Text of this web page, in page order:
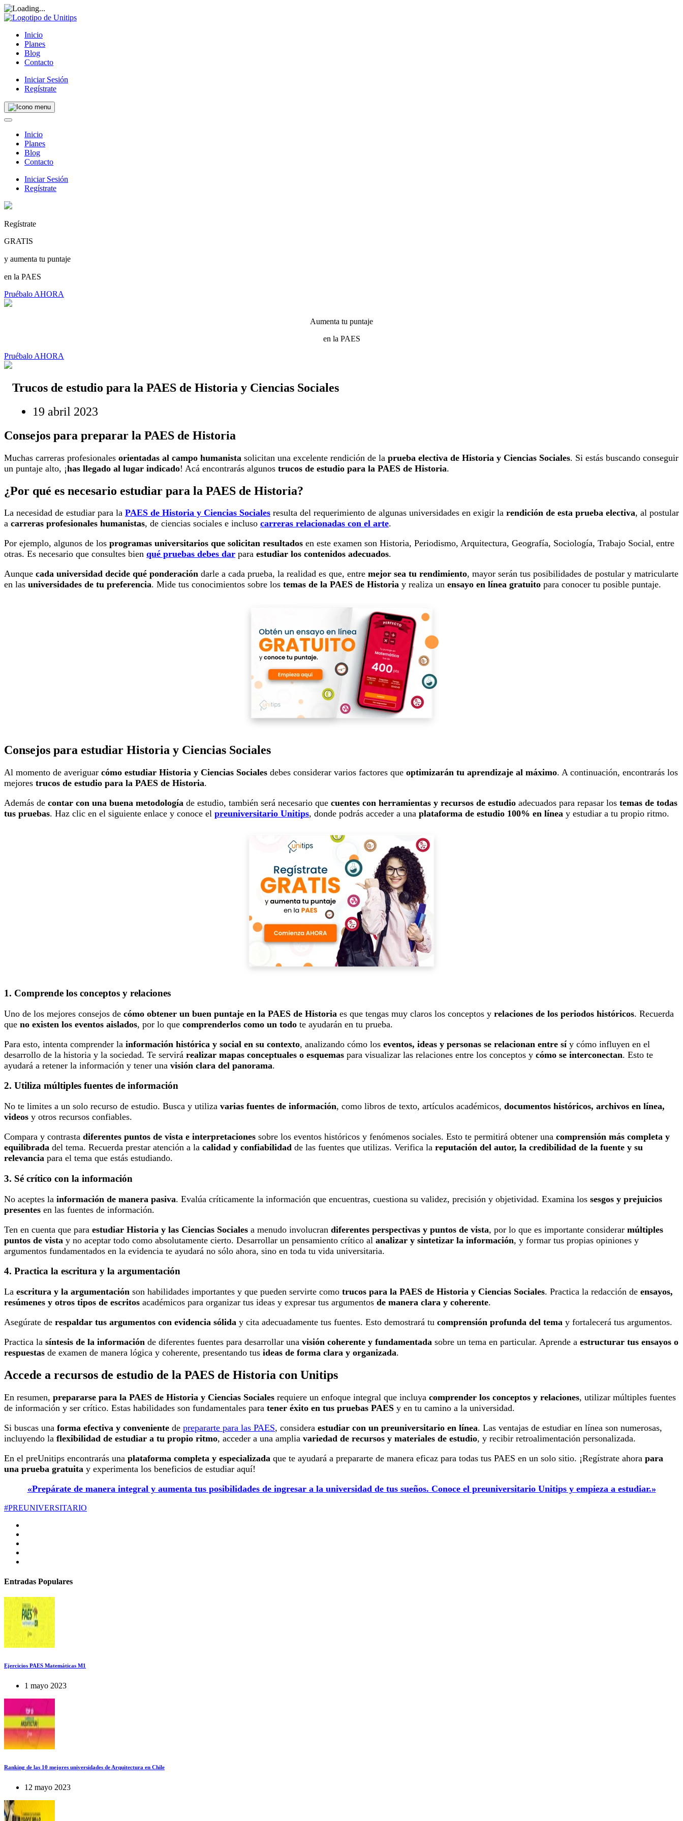
Inicio
Planes
Blog
Contacto
Iniciar Sesión
Regístrate
Inicio
Planes
Blog
Contacto
Iniciar Sesión
Regístrate
Regístrate
GRATIS
y aumenta tu puntaje
en la PAES
Pruébalo AHORA
Aumenta tu puntaje
en la PAES
Pruébalo AHORA
Trucos de estudio para la PAES de Historia y Ciencias Sociales
19 abril 2023
Consejos para preparar la PAES de Historia
Muchas carreras profesionales orientadas al campo humanista solicitan una excelente rendición de la prueba electiva de Historia y Ciencias Sociales. Si estás buscando conseguir
un puntaje alto, ¡has llegado al lugar indicado! Acá encontrarás algunos trucos de estudio para la PAES de Historia.
¿Por qué es necesario estudiar para la PAES de Historia?
La necesidad de estudiar para la PAES de Historia y Ciencias Sociales resulta del requerimiento de algunas universidades en exigir la rendición de esta prueba electiva, al postular
a carreras profesionales humanistas, de ciencias sociales e incluso carreras relacionadas con el arte.
Por ejemplo, algunos de los programas universitarios que solicitan resultados en este examen son Historia, Periodismo, Arquitectura, Geografía, Sociología, Trabajo Social, entre
otras. Es necesario que consultes bien qué pruebas debes dar para estudiar los contenidos adecuados.
Aunque cada universidad decide qué ponderación darle a cada prueba, la realidad es que, entre mejor sea tu rendimiento, mayor serán tus posibilidades de postular y matricularte
en las universidades de tu preferencia. Mide tus conocimientos sobre los temas de la PAES de Historia y realiza un ensayo en línea gratuito para conocer tu posible puntaje.
Consejos para estudiar Historia y Ciencias Sociales
Al momento de averiguar cómo estudiar Historia y Ciencias Sociales debes considerar varios factores que optimizarán tu aprendizaje al máximo. A continuación, encontrarás los
mejores trucos de estudio para la PAES de Historia.
Además de contar con una buena metodología de estudio, también será necesario que cuentes con herramientas y recursos de estudio adecuados para repasar los temas de todas
tus pruebas. Haz clic en el siguiente enlace y conoce el preuniversitario Unitips, donde podrás acceder a una plataforma de estudio 100% en línea y estudiar a tu propio ritmo.
1. Comprende los conceptos y relaciones
Uno de los mejores consejos de cómo obtener un buen puntaje en la PAES de Historia es que tengas muy claros los conceptos y relaciones de los periodos históricos. Recuerda
que no existen los eventos aislados, por lo que comprenderlos como un todo te ayudarán en tu prueba.
Para esto, intenta comprender la información histórica y social en su contexto, analizando cómo los eventos, ideas y personas se relacionan entre síy cómo influyen en el
desarrollo de la historia y la sociedad. Te servirá realizar mapas conceptuales o esquemas para visualizar las relaciones entre los conceptos y cómo se interconectan. Esto te
ayudará a retener la información y tener una visión clara del panorama.
2. Utiliza múltiples fuentes de información
No te limites a un solo recurso de estudio. Busca y utiliza varias fuentes de información, como libros de texto, artículos académicos, documentos históricos, archivos en línea,
videos y otros recursos confiables.
Compara y contrasta diferentes puntos de vista e interpretaciones sobre los eventos históricos y fenómenos sociales. Esto te permitirá obtener una comprensión más completa y
equilibrada del tema. Recuerda prestar atención a la calidad y confiabilidad de las fuentes que utilizas. Verifica la reputación del autor, la credibilidad de la fuente y su
relevancia para el tema que estás estudiando.
3. Sé crítico con la información
No aceptes la información de manera pasiva. Evalúa críticamente la información que encuentras, cuestiona su validez, precisión y objetividad. Examina los sesgos y prejuicios
presentes en las fuentes de información.
Ten en cuenta que para estudiar Historia y las Ciencias Sociales a menudo involucran diferentes perspectivas y puntos de vista, por lo que es importante considerar múltiples
puntos de vista y no aceptar todo como absolutamente cierto. Desarrollar un pensamiento crítico al analizar y sintetizar la información, y formar tus propias opiniones y
argumentos fundamentados en la evidencia te ayudará no sólo ahora, sino en toda tu vida universitaria.
4. Practica la escritura y la argumentación
La escritura y la argumentación son habilidades importantes y que pueden servirte como trucos para la PAES de Historia y Ciencias Sociales. Practica la redacción de ensayos,
resúmenes y otros tipos de escritos académicos para organizar tus ideas y expresar tus argumentos de manera clara y coherente.
Asegúrate de respaldar tus argumentos con evidencia sólida y cita adecuadamente tus fuentes. Esto demostrará tu comprensión profunda del tema y fortalecerá tus argumentos.
Practica la síntesis de la información de diferentes fuentes para desarrollar una visión coherente y fundamentada sobre un tema en particular. Aprende a estructurar tus ensayos o
respuestas de examen de manera lógica y coherente, presentando tus ideas de forma clara y organizada.
Accede a recursos de estudio de la PAES de Historia con Unitips
En resumen, prepararse para la PAES de Historia y Ciencias Sociales requiere un enfoque integral que incluya comprender los conceptos y relaciones, utilizar múltiples fuentes
de información y ser crítico. Estas habilidades son fundamentales para tener éxito en tus pruebas PAES y en tu camino a la universidad.
Si buscas una forma efectiva y conveniente de prepararte para las PAES, considera estudiar con un preuniversitario en línea. Las ventajas de estudiar en línea son numerosas,
incluyendo la flexibilidad de estudiar a tu propio ritmo, acceder a una amplia variedad de recursos y materiales de estudio, y recibir retroalimentación personalizada.
En el preUnitips encontrarás una plataforma completa y especializada que te ayudará a prepararte de manera eficaz para todas tus PAES en un solo sitio. ¡Regístrate ahora para
una prueba gratuita y experimenta los beneficios de estudiar aquí!
«Prepárate de manera integral y aumenta tus posibilidades de ingresar a la universidad de tus sueños. Conoce el preuniversitario Unitips y empieza a estudiar.»
#PREUNIVERSITARIO
Entradas Populares
Ejercicios PAES Matemáticas M1
1 mayo 2023
Ranking de las 10 mejores universidades de Arquitectura en Chile
12 mayo 2023